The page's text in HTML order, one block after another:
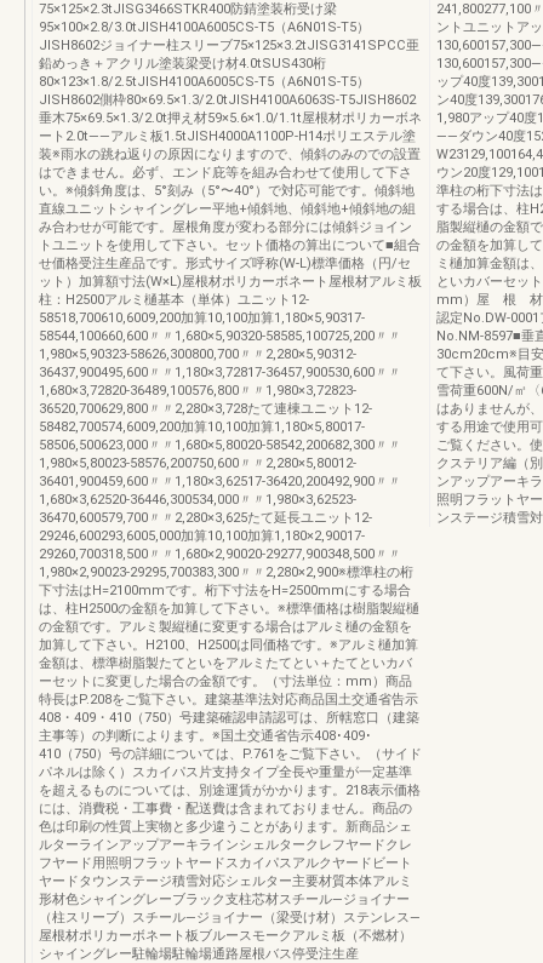
75×125×2.3tJISG3466STKR400防錆塗装桁受け梁
95×100×2.8/3.0tJISH4100A6005CS-T5（A6N01S-T5）
JISH8602ジョイナー柱スリーブ75×125×3.2tJISG3141SPCC亜
鉛めっき＋アクリル塗装梁受け材4.0tSUS430桁
80×123×1.8/2.5tJISH4100A6005CS-T5（A6N01S-T5）
JISH8602側枠80×69.5×1.3/2.0tJISH4100A6063S-T5JISH8602
垂木75×69.5×1.3/2.0t押え材59×5.6×1.0/1.1t屋根材ポリカーボネ
ート2.0t——アルミ板1.5tJISH4000A1100P-H14ポリエステル塗
装※雨水の跳ね返りの原因になりますので、傾斜のみのでの設置
はできません。必ず、エンド庇等を組み合わせて使用して下さ
い。※傾斜角度は、5°刻み（5°〜40°）で対応可能です。傾斜地
直線ユニットシャイングレー平地+傾斜地、傾斜地+傾斜地の組
み合わせが可能です。屋根角度が変わる部分には傾斜ジョイン
トユニットを使用して下さい。セット価格の算出について■組合
せ価格受注生産品です。形式サイズ呼称(W-L)標準価格（円/セ
ット）加算額寸法(W×L)屋根材ポリカーボネート屋根材アルミ板
柱：H2500アルミ樋基本（単体）ユニット12-
58518,700610,6009,200加算10,100加算1,180×5,90317-
58544,100660,600〃〃1,680×5,90320-58585,100725,200〃〃
1,980×5,90323-58626,300800,700〃〃2,280×5,90312-
36437,900495,600〃〃1,180×3,72817-36457,900530,600〃〃
1,680×3,72820-36489,100576,800〃〃1,980×3,72823-
36520,700629,800〃〃2,280×3,728たて連棟ユニット12-
58482,700574,6009,200加算10,100加算1,180×5,80017-
58506,500623,000〃〃1,680×5,80020-58542,200682,300〃〃
1,980×5,80023-58576,200750,600〃〃2,280×5,80012-
36401,900459,600〃〃1,180×3,62517-36420,200492,900〃〃
1,680×3,62520-36446,300534,000〃〃1,980×3,62523-
36470,600579,700〃〃2,280×3,625たて延長ユニット12-
29246,600293,6005,000加算10,100加算1,180×2,90017-
29260,700318,500〃〃1,680×2,90020-29277,900348,500〃〃
1,980×2,90023-29295,700383,300〃〃2,280×2,900※標準柱の桁
下寸法はH=2100mmです。桁下寸法をH=2500mmにする場合
は、柱H2500の金額を加算して下さい。※標準価格は樹脂製縦樋
の金額です。アルミ製縦樋に変更する場合はアルミ樋の金額を
加算して下さい。H2100、H2500は同価格です。※アルミ樋加算
金額は、標準樹脂製たてといをアルミたてとい＋たてといカバ
ーセットに変更した場合の金額です。（寸法単位：mm）商品
特長はP.208をご覧下さい。建築基準法対応商品国土交通省告示
408・409・410（750）号建築確認申請認可は、所轄窓口（建築
主事等）の判断によります。※国土交通省告示408･409･
410（750）号の詳細については、P.761をご覧下さい。（サイド
パネルは除く）スカイパス片支持タイプ全長や重量が一定基準
を超えるものについては、別途運賃がかかります。218表示価格
には、消費税・工事費・配送費は含まれておりません。商品の
色は印刷の性質上実物と多少違うことがあります。新商品シェ
ルターラインアップアーキラインシェルタークレフヤードクレ
フヤード用照明フラットヤードスカイパスアルクヤードビート
ヤードタウンステージ積雪対応シェルター主要材質本体アルミ
形材色シャイングレーブラック支柱芯材スチール―ジョイナー
（柱スリーブ）スチール―ジョイナー（梁受け材）ステンレス―
屋根材ポリカーボネート板ブルースモークアルミ板（不燃材）
シャイングレー駐輪場駐輪場通路屋根バス停受注生産
241,800277,100
ントユニットア
ップ40度
ン40度
1,980アップ40
——ダウン40度
ウン20度
準柱の桁下寸法
する場合は、柱
脂製縦樋の金額
の金額を加算し
ミ樋加算金額は
といカバーセッ
mm）屋 根 材
認定No.DW-
No.NM-8597■垂
30cm20cm※目
て下さい。風荷
雪荷重600N/㎡
はありませんが
する用途で使用
ご覧ください。
クステリア編（
ンアップアーキ
照明フラットヤ
ンステージ積雪